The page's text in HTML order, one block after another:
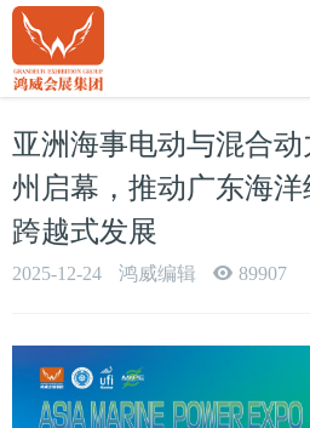
亚洲海事电动与混合
州启幕，推动广东海洋
跨越式发展
2025-12-24 鸿威编辑 89907